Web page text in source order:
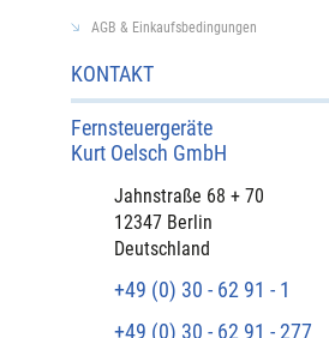
KONTAKT
Fernsteuergeräte
Kurt Oelsch GmbH​
​Jahnstraße 68 + 70
12347 Berlin
Deutschland
+49 (0) 30 - 62 91 - 1
+49 (0) 30 - 62 91 - 277
AGB & Einkaufsbedingungen